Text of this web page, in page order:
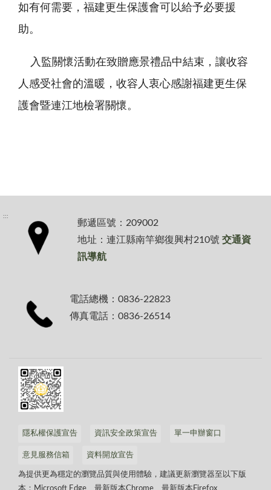
如有何需要，福建更生保護會可以給予必要援
助。
入監關懷活動在致贈應景禮品中結束，讓收容
人感受社會的溫暖，收容人衷心感謝福建更生保
護會暨連江地檢署關懷。
:::
郵遞區號：209002
地址：連江縣南竿鄉復興村210號 交通資
訊導航
電話總機：0836-22823
傳真電話：0836-26514
隱私權保護宣告 資訊安全政策宣告 單一申辦窗口
意見服務信箱 資料開放宣告
為提供更為穩定的瀏覽品質與使用體驗，建議更新瀏覽器至以下版